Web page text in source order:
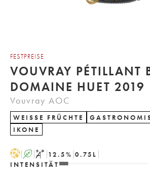
FESTPREISE
VOUVRAY PÉTILLANT
DOMAINE HUET 2019
Vouvray AOC
WEISSE FRÜCHTE
IKONE
H A S 12.5% 0.75 L
INTENSITÄT